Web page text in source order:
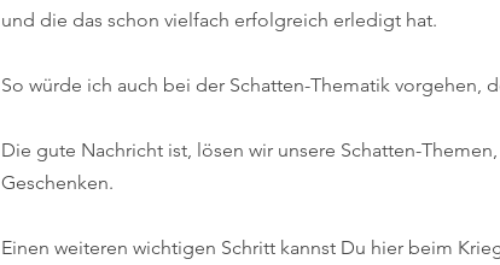
und die das schon vielfach erfolgreich erledigt hat.
So würde ich auch bei der Schatten-Thematik vorgehen,
Die gute Nachricht ist, lösen wir unsere Schatten-
Geschenken.
Einen weiteren wichtigen Schritt kannst Du hier beim